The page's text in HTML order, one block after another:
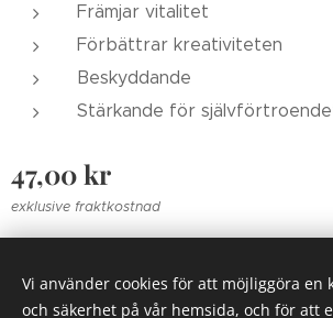
Främjar vitalitet
Förbättrar kreativiteten
Beskyddande
Stärkande för
47,00kr
exklusive fraktkostnad
Zolrosen 2018
Vi använder cookies för att möjliggöra en
och säkerhet på vår hemsida, och för att